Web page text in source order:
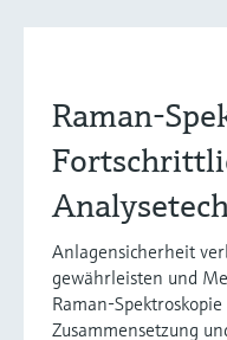
Raman-
Anlagensicherheit
gewährleisten und
Raman-
Zusammensetzung